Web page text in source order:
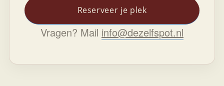
Reserveer je plek
Vragen? Mail info@dezelfspot.nl